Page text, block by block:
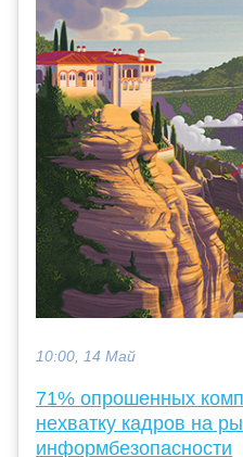
10:00, 14 Май
71% опрошенных
нехватку кадров на
информбезопасности